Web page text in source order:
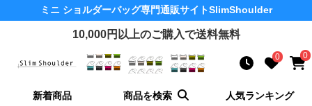
ミニ ショルダーバッグ専門通販サイトSlimShoulder
10,000円以上のご購入で送料無料
0 0
新着商品 商品を検索 人気ランキング